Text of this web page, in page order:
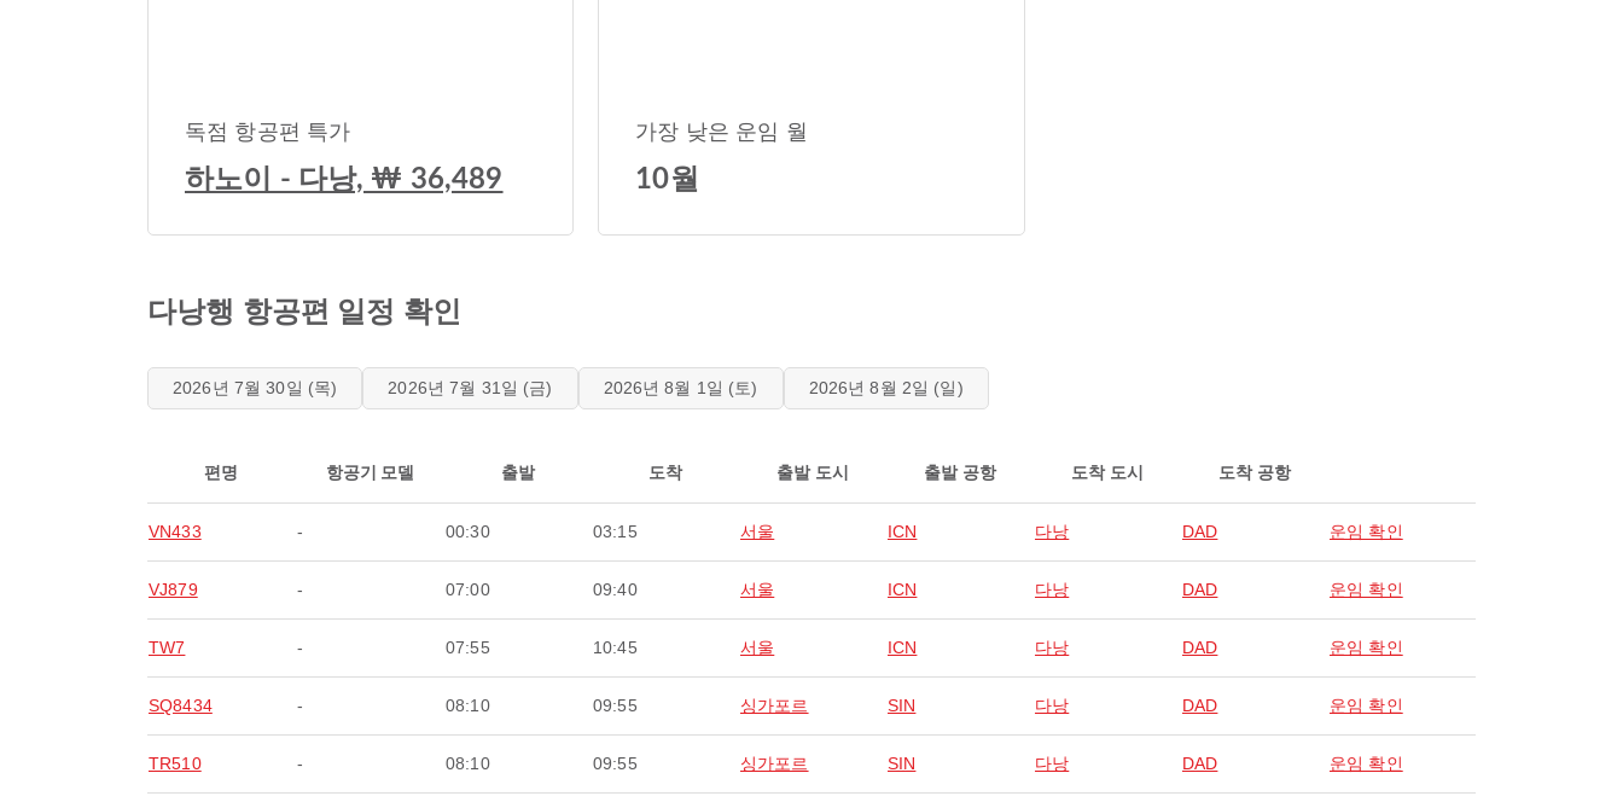
독점 항공편 특가
하노이 - 다낭, ₩ 36,489
가장 낮은 운임 월
10월
다낭행 항공편 일정 확인
2026년 7월 30일 (목) 2026년 7월 31일 (금) 2026년 8월 1일 (토) 2026년 8월 2일 (일)
편명 항공기 모델 출발 도착 출발 도시 출발 공항 도착 도시 도착 공항
VN433 - 00:30 03:15 서울 ICN 다낭 DAD 운임 확인
VJ879 - 07:00 09:40 서울 ICN 다낭 DAD 운임 확인
TW7 - 07:55 10:45 서울 ICN 다낭 DAD 운임 확인
SQ8434 - 08:10 09:55 싱가포르 SIN 다낭 DAD 운임 확인
TR510 - 08:10 09:55 싱가포르 SIN 다낭 DAD 운임 확인